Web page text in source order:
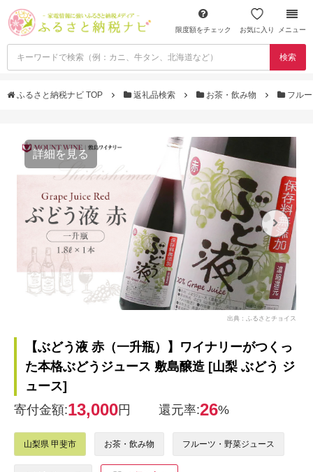
限度額をチェック お気に入り メニュー
検索
ふるさと納税ナビ TOP 返礼品検索 お茶・飲み物 フル
詳細を見る
出典：ふるさとチョイス
【ぶどう液 赤（一升瓶）】ワイナリーがつくっ
た本格ぶどうジュース 敷島醸造 [山梨 ぶどう ジ
ュース]
寄付金額:13,000円 還元率:26%
山梨県 甲斐市 お茶・飲み物 フルーツ・野菜ジュース